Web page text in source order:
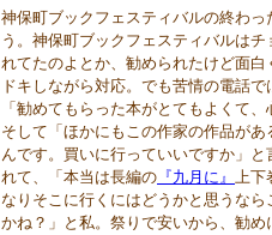
神保町ブックフェスティバルの終わ
う。神保町ブックフェスティバルは
れてたのよとか、勧められたけど面
ドキしながら対応。でも苦情の電話
「勧めてもらった本がとてもよくて
そして「ほかにもこの作家の作品が
んです。買いに行っていいですか」
れて、「本当は長編の 『九月に』 上下
なりそこに行くにはどうかと思うな
かね？」と私。祭りで安いから、勧